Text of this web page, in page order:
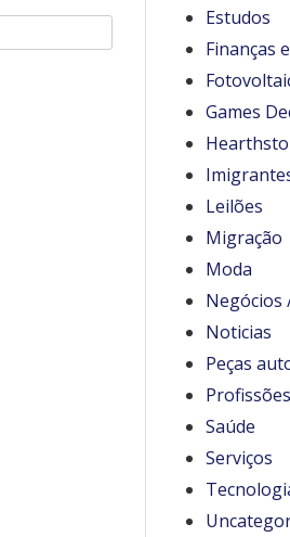
Estudos
Finanças
Games
Leilões
Migração
Moda
Negócios
Noticias
Peças
Profissões
Saúde
Serviços